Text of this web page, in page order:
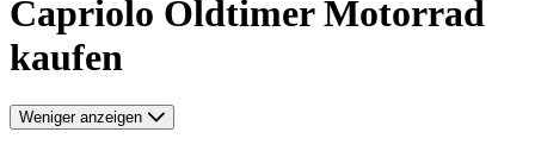
Capriolo Oldtimer Motorrad
kaufen
Weniger anzeigen